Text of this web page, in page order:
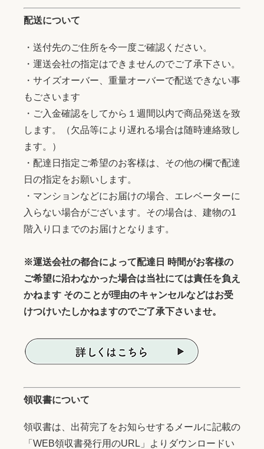
配送について
・送付先のご住所を今一度ご確認ください。
・運送会社の指定はできませんのでご了承下さい。
・サイズオーバー、重量オーバーで配送できない事
もごさいます
・ご入金確認をしてから１週間以内で商品発送を致
します。（欠品等により遅れる場合は随時連絡致し
ます。）
・配達日指定ご希望のお客様は、その他の欄で配達
日の指定をお願いします。
・マンションなどにお届けの場合、エレベーターに
入らない場合がございます。その場合は、建物の1
階入り口までのお届けとなります。
※運送会社の都合によって配達日 時間がお客様の
ご希望に沿わなかった場合は当社にては責任を負え
かねます そのことが理由のキャンセルなどはお受
けつけいたしかねますのでご了承下さいませ。
領収書について
領収書は、出荷完了をお知らせするメールに記載の
「WEB領収書発行用のURL」よりダウンロードい